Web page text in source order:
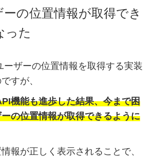
の位置情報が取得でき
った
ーザーの位置情報を取得する実装
すが、
機能も進歩した結果、今まで困
の位置情報が取得できるように
報が正しく表示されることで、